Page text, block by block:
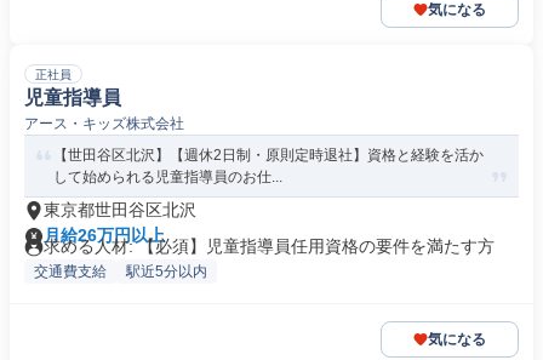
気になる
正社員
児童指導員
アース・キッズ株式会社
【世田谷区北沢】【週休2日制・原則定時退社】資格と経験を活か
して始められる児童指導員のお仕...
東京都世田谷区北沢
月給26万円以上
求める人材: 【必須】児童指導員任用資格の要件を満たす方
交通費支給 駅近5分以内
気になる